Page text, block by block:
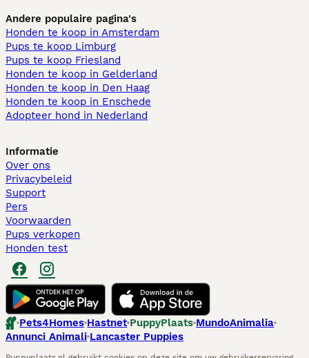
Andere populaire pagina's
Honden te koop in Amsterdam
Pups te koop Limburg​
Pups te koop Friesland​
Honden te koop in Gelderland
Honden te koop in Den Haag
Honden te koop in Enschede
Adopteer hond in Nederland
Informatie
Over ons
Privacybeleid
Support
Pers
Voorwaarden
Pups verkopen
Honden test
Pets4Homes Hastnet PuppyPlaats MundoAnimalia
Annunci Animali Lancaster Puppies